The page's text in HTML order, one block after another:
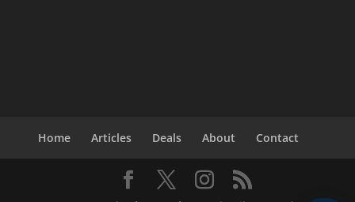
Home Articles Deals About Contact